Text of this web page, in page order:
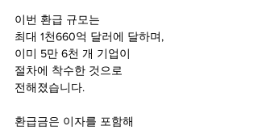
이번 환급 규모는
최대 1천660억 달러에 달하며,
이미 5만 6천 개 기업이
절차에 착수한 것으로
전해졌습니다.
환급금은 이자를 포함해